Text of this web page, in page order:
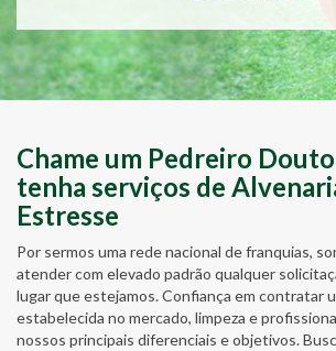
Chame um Pedreiro
tenha serviços de
Estresse
Por sermos uma rede nacional de franquias,
atender com elevado padrão qualquer
lugar que estejamos. Confiança em contratar
estabelecida no mercado, limpeza e
nossos principais diferenciais e objetivos.